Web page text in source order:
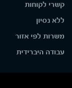
קשרי לקוחות
ללא נסיון
משרות לפי אזור
עבודה היברידית